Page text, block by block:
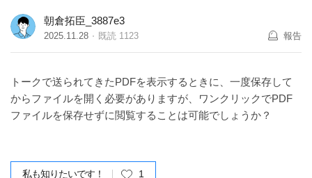
朝倉拓臣_3887e3
2025.11.28 既読 1123 報告
トークで送られてきたPDFを表示するときに、一度保存して
からファイルを開く必要がありますが、ワンクリックでPDF
ファイルを保存せずに閲覧することは可能でしょうか？
私も知りたいです！ 1